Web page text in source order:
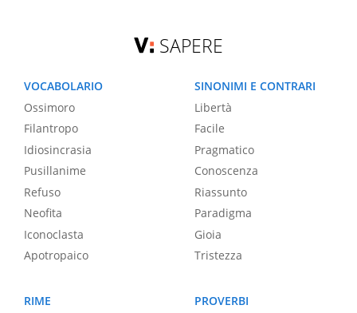
SAPERE
VOCABOLARIO
Ossimoro
Filantropo
Idiosincrasia
Pusillanime
Refuso
Neofita
Iconoclasta
Apotropaico
SINONIMI E CONTRARI
Libertà
Facile
Pragmatico
Conoscenza
Riassunto
Paradigma
Gioia
Tristezza
RIME
PROVERBI